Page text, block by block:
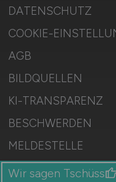
DATENSCHUTZ
COOKIE-
AGB
BILDQUELLEN
KI-TRANSPARENZ
BESCHWERDEN
MELDESTELLE
SITEMAP
Wir sagen Tschüss